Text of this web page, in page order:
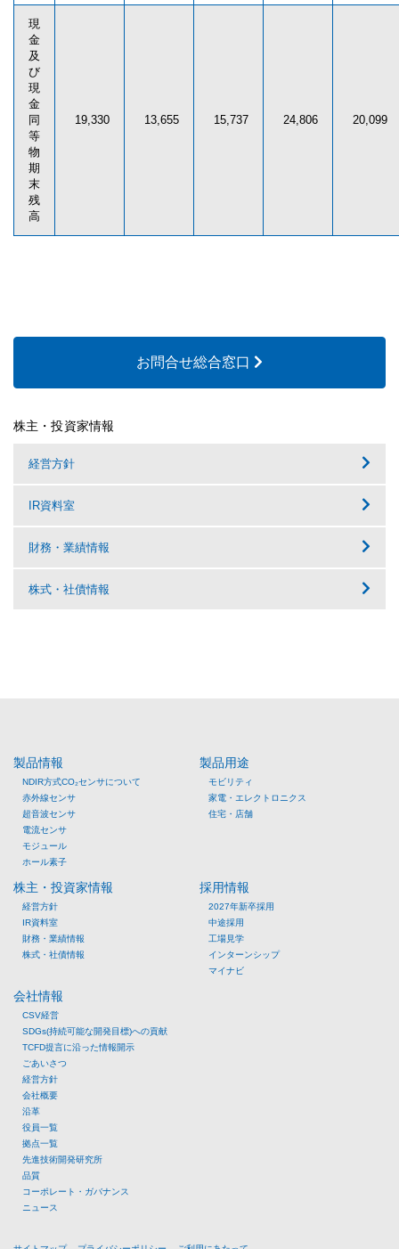
現
金
及
び
現
金
同
等
物
期
末
残
高
19,330 13,655 15,737 24,806 20,099
お問合せ総合窓口
株主・投資家情報
経営方針
IR資料室
財務・業績情報
株式・社債情報
製品情報
NDIR方式CO₂センサについて
赤外線センサ
超音波センサ
電流センサ
モジュール
ホール素子
製品用途
モビリティ
家電・エレクトロニクス
住宅・店舗
株主・投資家情報
経営方針
IR資料室
財務・業績情報
株式・社債情報
採用情報
2027年新卒採用
中途採用
工場見学
インターンシップ
マイナビ
会社情報
CSV経営
SDGs(持続可能な開発目標)への貢献
TCFD提言に沿った情報開示
ごあいさつ
経営方針
会社概要
沿革
役員一覧
拠点一覧
先進技術開発研究所
品質
コーポレート・ガバナンス
ニュース